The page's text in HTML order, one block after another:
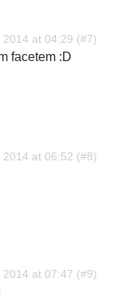
at 04:29
facetem :D
at 06:52
at 07:47